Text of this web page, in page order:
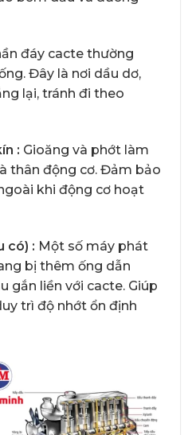
đáy cacte thường
Đây là nơi dầu dơ,
lại, tránh đi theo
: Gioăng và phớt làm
thân động cơ. Đảm bảo
khi động cơ hoạt
có) : Một số máy phát
bị thêm ống dẫn
gắn liền với cacte. Giúp
trì độ nhớt ổn định